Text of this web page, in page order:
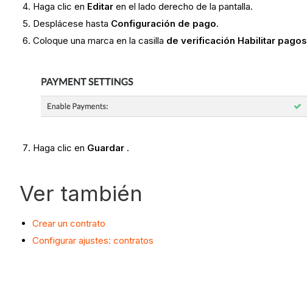
Haga clic en Editar en el lado derecho de la pantalla.
Desplácese hasta Configuración de pago.
Coloque una marca en la casilla de verificación Habilitar pagos
Haga clic en Guardar .
Ver también
Crear un contrato
Configurar ajustes: contratos